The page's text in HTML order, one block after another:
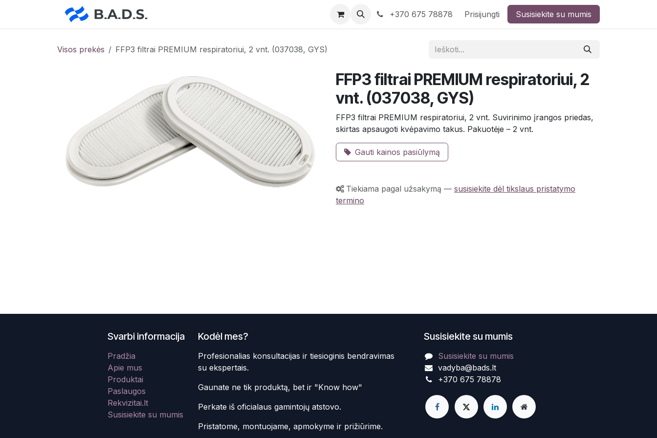
+370 675 78878 Prisijungti Susisiekite su mumis
Visos prekės FFP3 filtrai PREMIUM respiratoriui, 2 vnt. (037038, GYS)
FFP3 filtrai PREMIUM respiratoriui, 2
vnt. (037038, GYS)
FFP3 filtrai PREMIUM respiratoriui, 2 vnt. Suvirinimo įrangos priedas,
skirtas apsaugoti kvėpavimo takus. Pakuotėje – 2 vnt.
Gauti kainos pasiūlymą
Tiekiama pagal užsakymą — susisiekite dėl tikslaus pristatymo
termino
Susisiekite su mumis
Susisiekite su mumis
vadyba@bads.lt
+370 675 78878
Kodėl mes?
Profesionalias konsultacijas ir tiesioginis bendravimas
su ekspertais.
Gaunate ne tik produktą, bet ir "Know how"
Perkate iš oficialaus gamintojų atstovo.
Pristatome, montuojame, apmokyme ir prižiūrime.
Svarbi informacija
Pradžia
Apie mus
Produktai
Paslaugos
Rekvizitai.lt
Susisiekite su mumis